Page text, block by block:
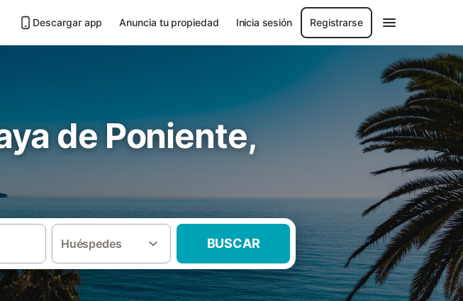
Descargar app Anuncia tu propiedad Inicia sesión Registrarse
de Poniente,
Huéspedes BUSCAR